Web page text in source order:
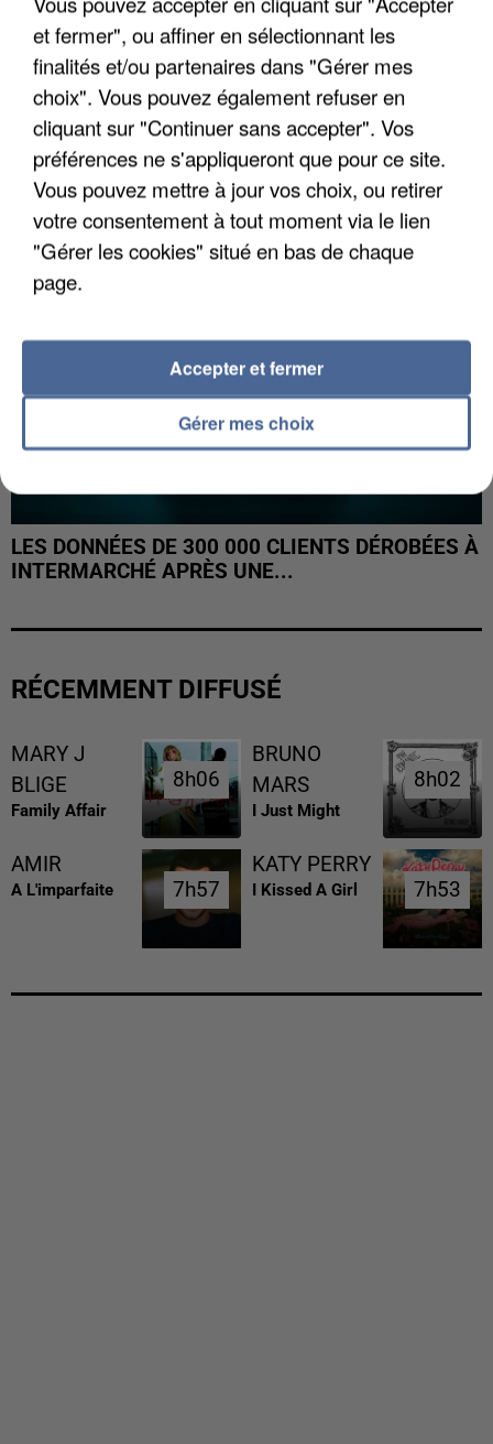
UNE TOURISTE DE L’OISE EMPORTÉE PAR UNE
COULÉE DE BOUE EN HAUTE-SAVOIE
LES DONNÉES DE 300 000 CLIENTS DÉROBÉES À
INTERMARCHÉ APRÈS UNE...
RÉCEMMENT DIFFUSÉ
MARY J
BLIGE
Family Affair
8h06
8h06
BRUNO
MARS
I Just Might
8h02
8h02
AMIR
A L'imparfaite 7h57
7h57
KATY PERRY
I Kissed A Girl 7h53
7h53
et fermer", ou affiner en sélectionnant les
finalités et/ou partenaires dans "Gérer mes
choix". Vous pouvez également refuser en
cliquant sur "Continuer sans accepter". Vos
préférences ne s'appliqueront que pour ce site.
Vous pouvez mettre à jour vos choix, ou retirer
votre consentement à tout moment via le lien
"Gérer les cookies" situé en bas de chaque
page.
Gérer mes choix
Accepter et fermer